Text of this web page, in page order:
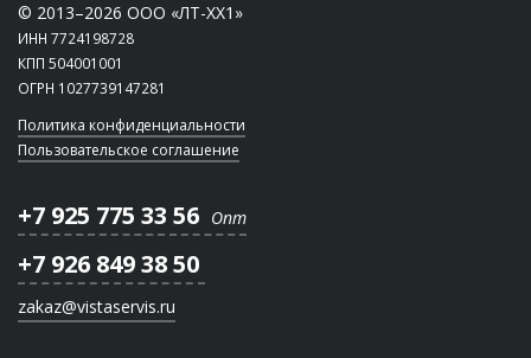
© 2013–2026 ООО «ЛТ-ХХ1»
ИНН 7724198728
КПП 504001001
ОГРН 1027739147281
Политика конфиденциальности
Пользовательское соглашение
+7 925 775 33 56 Опт
+7 926 849 38 50
zakaz@vistaservis.ru